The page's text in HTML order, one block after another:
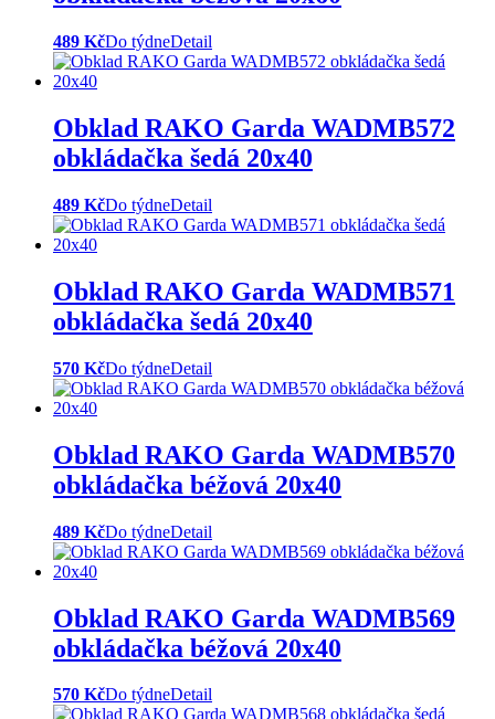
489 KčDo týdneDetail
Obklad RAKO Garda WADMB572
obkládačka šedá 20x40
489 KčDo týdneDetail
Obklad RAKO Garda WADMB571
obkládačka šedá 20x40
570 KčDo týdneDetail
Obklad RAKO Garda WADMB570
obkládačka béžová 20x40
489 KčDo týdneDetail
Obklad RAKO Garda WADMB569
obkládačka béžová 20x40
570 KčDo týdneDetail